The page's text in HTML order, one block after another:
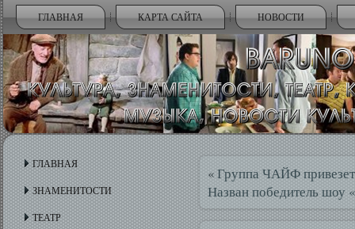
ГЛАВНАЯ КАРТА САЙТА НОВОСТИ
ГЛАВНАЯ
ЗНАМЕНИТОСТИ
ТЕАТР
«Группа ЧАЙФ
Назван победитель